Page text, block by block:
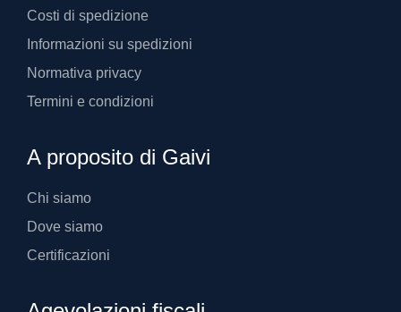
Costi di spedizione
Informazioni su spedizioni
Normativa privacy
Termini e condizioni
A proposito di Gaivi
Chi siamo
Dove siamo
Certificazioni